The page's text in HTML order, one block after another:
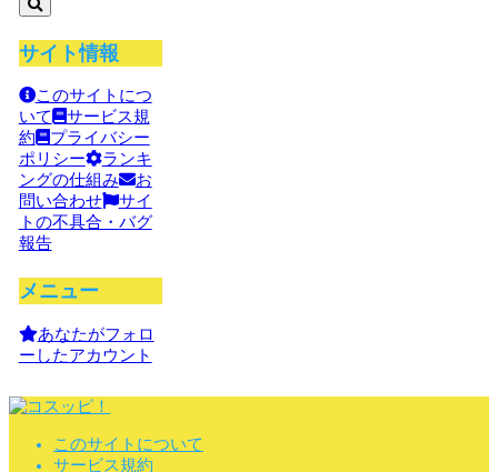
サイト情報
このサイトにつ
いて
サービス規
約
プライバシー
ポリシー
ランキ
ングの仕組み
お
問い合わせ
サイ
トの不具合・バグ
報告
メニュー
あなたがフォロ
ーしたアカウント
このサイトについて
サービス規約